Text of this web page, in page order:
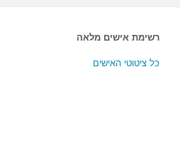
רשימת אישים מלאה
כל ציטוטי האישים